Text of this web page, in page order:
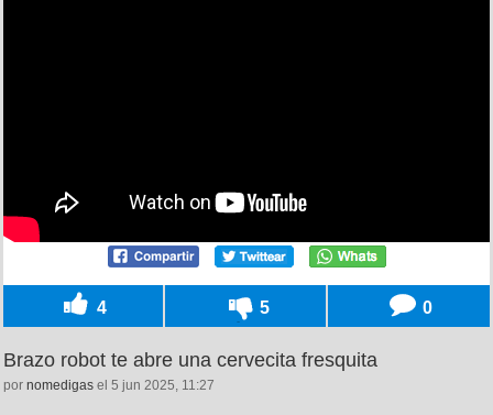
4 5 0
Brazo robot te abre una cervecita fresquita
por nomedigas el 5 jun 2025, 11:27